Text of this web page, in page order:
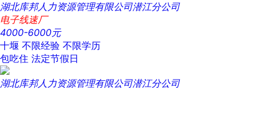
湖北库邦人力资源管理有限公司潜江分公司
电子线速厂
4000-6000元
十堰 不限经验 不限学历
包吃住 法定节假日
湖北库邦人力资源管理有限公司潜江分公司